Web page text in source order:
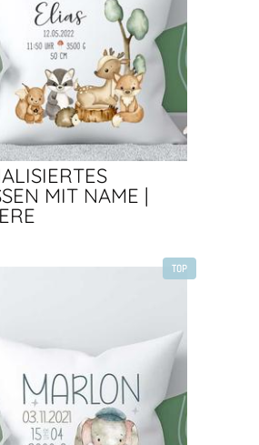
MIT NAME |
TOP